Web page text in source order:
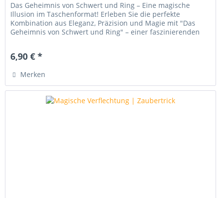
Das Geheimnis von Schwert und Ring – Eine magische
Illusion im Taschenformat! Erleben Sie die perfekte
Kombination aus Eleganz, Präzision und Magie mit "Das
Geheimnis von Schwert und Ring" – einer faszinierenden
6,90 € *
Merken